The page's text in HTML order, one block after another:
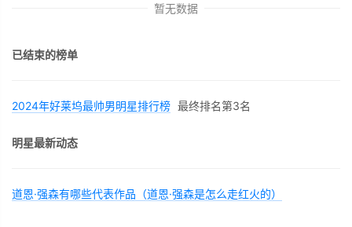
暂无数据
已结束的榜单
2024年好莱坞最帅男明星排行榜 最终排名第3名
明星最新动态
道恩·强森有哪些代表作品（道恩·强森是怎么走红火的）